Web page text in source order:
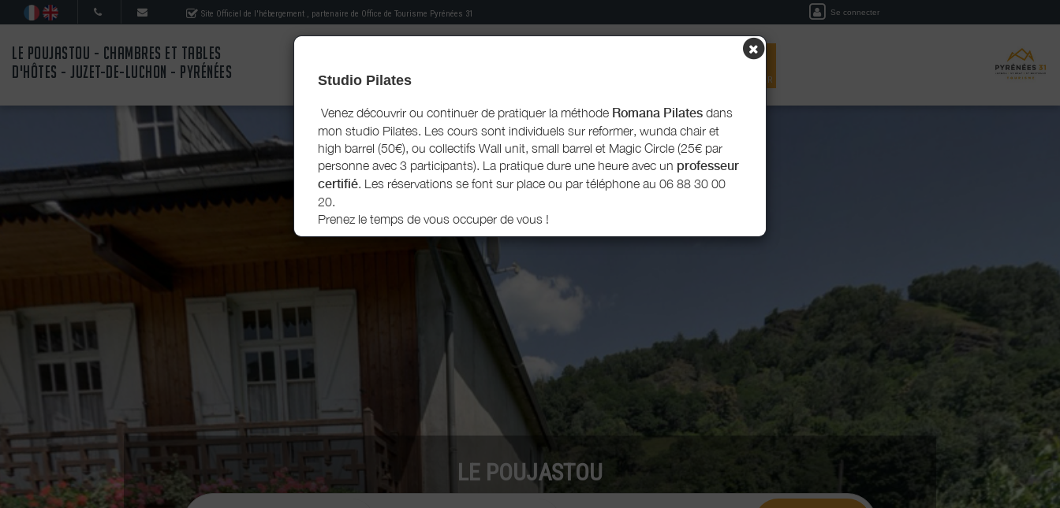
Site Officiel de l'hébergement , partenaire de Office de Tourisme Pyrénées 31 Se connecter
LE POUJASTOU - CHAMBRES ET TABLES
D'HÔTES - JUZET-DE-LUCHON - PYRÉNÉES
MON HÉBERGEMENT RÉSERVER
Studio Pilates
Venez découvrir ou continuer de pratiquer la méthode Romana Pilates dans
mon studio Pilates. Les cours sont individuels sur reformer, wunda chair et
high barrel (50€), ou collectifs Wall unit, small barrel et Magic Circle (25€ par
personne avec 3 participants). La pratique dure une heure avec un professeur
certifié. Les réservations se font sur place ou par téléphone au 06 88 30 00
20.
Prenez le temps de vous occuper de vous !
LE POUJASTOU